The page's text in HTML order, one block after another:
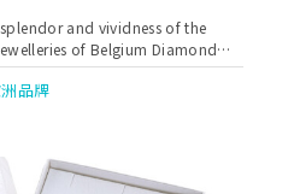
and vividness of the
of Belgium Diamond
designs that expose the
品牌